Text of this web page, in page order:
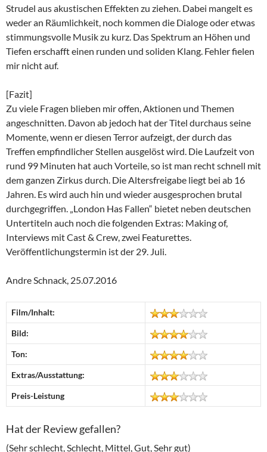
Strudel aus akustischen Effekten zu ziehen. Dabei mangelt es
weder an Räumlichkeit, noch kommen die Dialoge oder etwas
stimmungsvolle Musik zu kurz. Das Spektrum an Höhen und
Tiefen erschafft einen runden und soliden Klang. Fehler fielen
mir nicht auf.
[Fazit]
Zu viele Fragen blieben mir offen, Aktionen und Themen
angeschnitten. Davon ab jedoch hat der Titel durchaus seine
Momente, wenn er diesen Terror aufzeigt, der durch das
Treffen empfindlicher Stellen ausgelöst wird. Die Laufzeit von
rund 99 Minuten hat auch Vorteile, so ist man recht schnell mit
dem ganzen Zirkus durch. Die Altersfreigabe liegt bei ab 16
Jahren. Es wird auch hin und wieder ausgesprochen brutal
durchgegriffen. „London Has Fallen“ bietet neben deutschen
Untertiteln auch noch die folgenden Extras: Making of,
Interviews mit Cast & Crew, zwei Featurettes.
Veröffentlichungstermin ist der 29. Juli.
Andre Schnack, 25.07.2016
Film/Inhalt:
Bild:
Ton:
Extras/Ausstattung:
Preis-Leistung
Hat der Review gefallen?
(Sehr schlecht, Schlecht, Mittel, Gut, Sehr gut)